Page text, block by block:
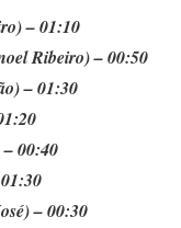
– 01:10
Ribeiro) – 00:50
– 01:30
00:40
– 00:30